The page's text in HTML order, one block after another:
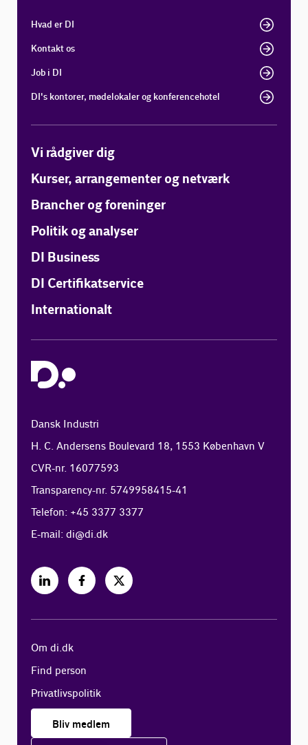
Hvad er DI
Kontakt os
Job i DI
DI's kontorer, mødelokaler og konferencehotel
Vi rådgiver dig
Kurser, arrangementer og netværk
Brancher og foreninger
Politik og analyser
DI Business
DI Certifikatservice
Internationalt
Dansk Industri
H. C. Andersens Boulevard 18, 1553 København V
CVR-nr. 16077593
Transparency-nr. 5749958415-41
Telefon: +45 3377 3377
E-mail:di@di.dk
Om di.dk
Find person
Privatlivspolitik
Bliv medlem